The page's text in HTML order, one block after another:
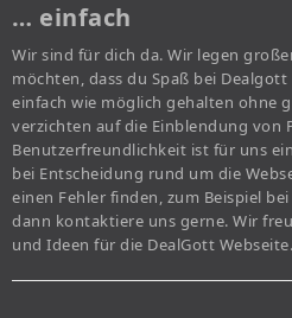
… einfach
Wir sind für dich da. Wir legen
möchten, dass du Spaß bei
einfach wie möglich gehalten ohne
verzichten auf die Einblendung von
Benutzerfreundlichkeit ist für uns
bei Entscheidung rund um die
einen Fehler finden, zum Beispiel
dann kontaktiere uns gerne. Wir
und Ideen für die DealGott Webseite.